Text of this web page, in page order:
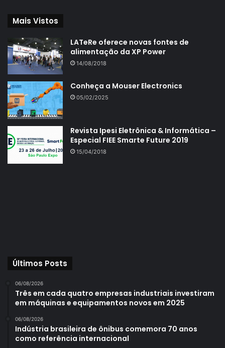
Mais Vistos
LATeRe oferece novas fontes de
alimentação da XP Power
14/08/2018
Conheça a Mouser Electronics
05/02/2025
Revista Ipesi Eletrônica & Informática –
Especial FIEE Smarte Future 2019
15/04/2018
Últimos Posts
06/08/2026
Três em cada quatro empresas industriais investiram
em máquinas e equipamentos novos em 2025
06/08/2026
Indústria brasileira de ônibus comemora 70 anos
como referência internacional